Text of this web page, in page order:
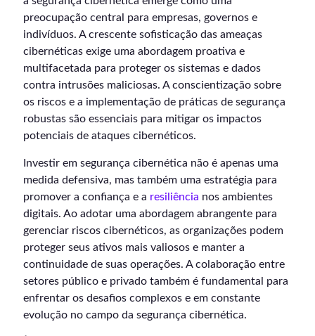
preocupação central para empresas, governos e
indivíduos. A crescente sofisticação das ameaças
cibernéticas exige uma abordagem proativa e
multifacetada para proteger os sistemas e dados
contra intrusões maliciosas. A conscientização sobre
os riscos e a implementação de práticas de segurança
robustas são essenciais para mitigar os impactos
potenciais de ataques cibernéticos.
Investir em segurança cibernética não é apenas uma
medida defensiva, mas também uma estratégia para
promover a confiança e a resiliência nos ambientes
digitais. Ao adotar uma abordagem abrangente para
gerenciar riscos cibernéticos, as organizações podem
proteger seus ativos mais valiosos e manter a
continuidade de suas operações. A colaboração entre
setores público e privado também é fundamental para
enfrentar os desafios complexos e em constante
evolução no campo da segurança cibernética.